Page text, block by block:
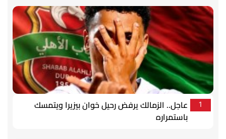
1
عاجل.. الزمالك يرفض رحيل خوان بيزيرا ويتمسك
باستمراره